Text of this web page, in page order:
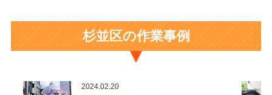
杉並区の作業事例
2024.02.20